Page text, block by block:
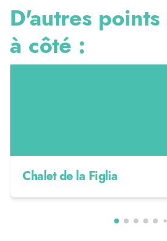
D'autres
à côté :
Chalet de la Figlia